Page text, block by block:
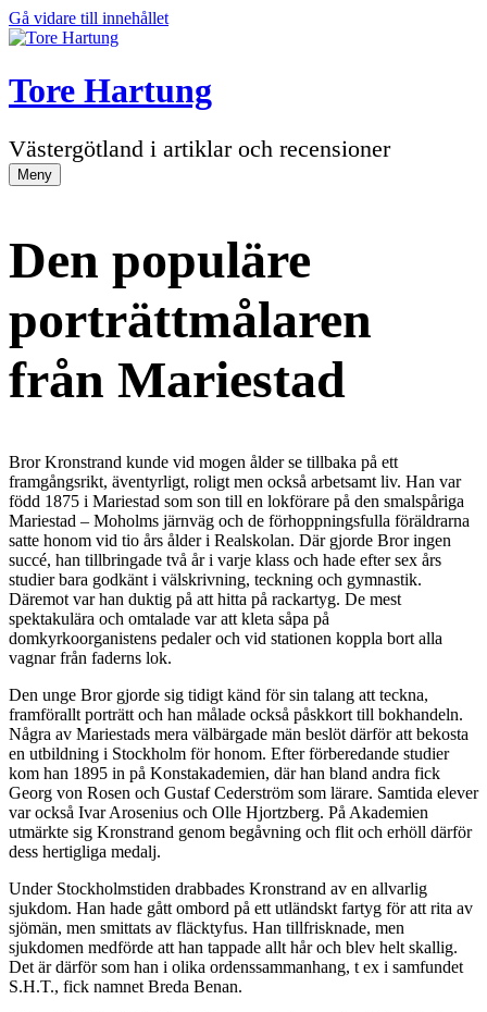
Gå vidare till innehållet
Tore Hartung
Västergötland i artiklar och recensioner
Meny
Den populäre
porträttmålaren
från Mariestad
Bror Kronstrand kunde vid mogen ålder se tillbaka på ett
framgångsrikt, äventyrligt, roligt men också arbetsamt liv. Han var
född 1875 i Mariestad som son till en lokförare på den smalspåriga
Mariestad – Moholms järnväg och de förhoppningsfulla föräldrarna
satte honom vid tio års ålder i Realskolan. Där gjorde Bror ingen
succé, han tillbringade två år i varje klass och hade efter sex års
studier bara godkänt i välskrivning, teckning och gymnastik.
Däremot var han duktig på att hitta på rackartyg. De mest
spektakulära och omtalade var att kleta såpa på
domkyrkoorganistens pedaler och vid stationen koppla bort alla
vagnar från faderns lok.
Den unge Bror gjorde sig tidigt känd för sin talang att teckna,
framförallt porträtt och han målade också påskkort till bokhandeln.
Några av Mariestads mera välbärgade män beslöt därför att bekosta
en utbildning i Stockholm för honom. Efter förberedande studier
kom han 1895 in på Konstakademien, där han bland andra fick
Georg von Rosen och Gustaf Cederström som lärare. Samtida elever
var också Ivar Arosenius och Olle Hjortzberg. På Akademien
utmärkte sig Kronstrand genom begåvning och flit och erhöll därför
dess hertigliga medalj.
Under Stockholmstiden drabbades Kronstrand av en allvarlig
sjukdom. Han hade gått ombord på ett utländskt fartyg för att rita av
sjömän, men smittats av fläcktyfus. Han tillfrisknade, men
sjukdomen medförde att han tappade allt hår och blev helt skallig.
Det är därför som han i olika ordenssammanhang, t ex i samfundet
S.H.T., fick namnet Breda Benan.